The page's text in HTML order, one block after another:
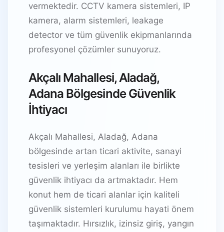
vermektedir. CCTV kamera sistemleri, IP
kamera, alarm sistemleri, leakage
detector ve tüm güvenlik ekipmanlarında
profesyonel çözümler sunuyoruz.
Akçalı Mahallesi, Aladağ,
Adana Bölgesinde Güvenlik
İhtiyacı
Akçalı Mahallesi, Aladağ, Adana
bölgesinde artan ticari aktivite, sanayi
tesisleri ve yerleşim alanları ile birlikte
güvenlik ihtiyacı da artmaktadır. Hem
konut hem de ticari alanlar için kaliteli
güvenlik sistemleri kurulumu hayati önem
taşımaktadır. Hırsızlık, izinsiz giriş, yangın